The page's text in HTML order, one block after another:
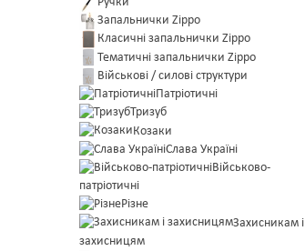
Запальнички Zippo
Класичні запальнички Zippo
Тематичні запальнички Zippo
Військові / силові структури
Патріотичні
Тризуб
Козаки
Слава Україні
Військово-
патріотичні
Різне
Захисникам і
захисницям